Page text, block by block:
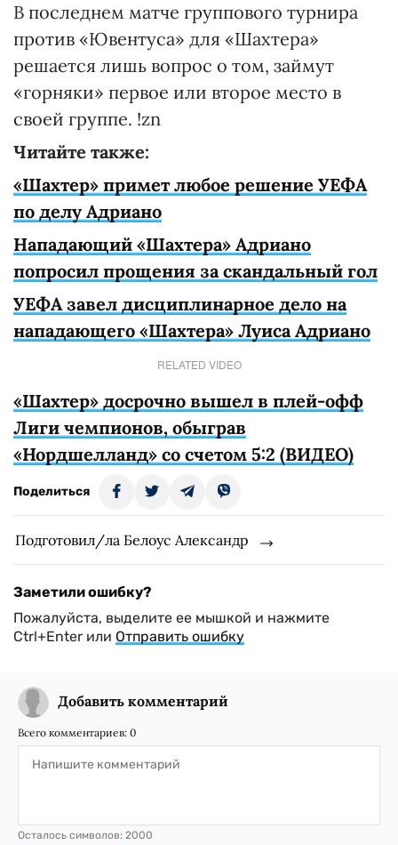
В последнем матче группового турнира
против «Ювентуса» для «Шахтера»
решается лишь вопрос о том, займут
«горняки» первое или второе место в
своей группе. !zn
Читайте также:
«Шахтер» примет любое решение УЕФА
по делу Адриано
Нападающий «Шахтера» Адриано
попросил прощения за скандальный гол
УЕФА завел дисциплинарное дело на
нападающего «Шахтера» Луиса Адриано
RELATED VIDEO
«Шахтер» досрочно вышел в плей-офф
Лиги чемпионов, обыграв
«Нордшелланд» со счетом 5:2 (ВИДЕО)
Поделиться
Подготовил/ла Белоус Александр
Заметили ошибку?
Пожалуйста, выделите ее мышкой и нажмите
Ctrl+Enter или Отправить ошибку
Добавить комментарий
Всего комментариев: 0
Осталось символов: 2000